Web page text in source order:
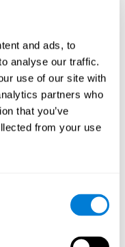
and ads, to
analyse our traffic.
use of our site with
partners who
that you’ve
from your use
Medicine, 12(5), 2042.
انظر النص الكامل للمقالة
& Duñabeitia, J. A. (2022).
Word Learning: A
Sciences, 12(11), 1516.